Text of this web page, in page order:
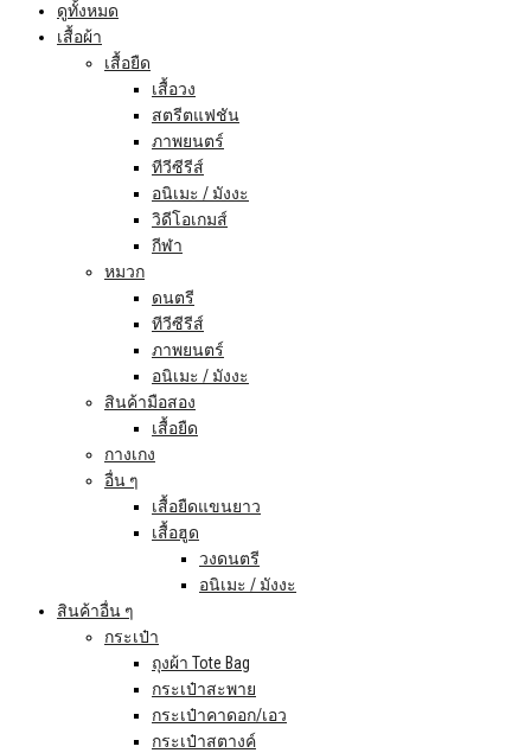
ดูทั้งหมด
เสื้อผ้า
เสื้อยืด
เสื้อวง
สตรีตแฟชัน
ภาพยนตร์
ทีวีซีรีส์
อนิเมะ / มังงะ
วิดีโอเกมส์
กีฬา
หมวก
ดนตรี
ทีวีซีรีส์
ภาพยนตร์
อนิเมะ / มังงะ
สินค้ามือสอง
เสื้อยืด
กางเกง
อื่น ๆ
เสื้อยืดแขนยาว
เสื้อฮูด
วงดนตรี
อนิเมะ / มังงะ
สินค้าอื่น ๆ
กระเป๋า
ถุงผ้า Tote Bag
กระเป๋าสะพาย
กระเป๋าคาดอก/เอว
กระเป๋าสตางค์